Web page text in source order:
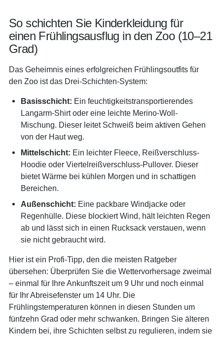
So schichten Sie Kinderkleidung für
einen Frühlingsausflug in den Zoo (10–21
Grad)
Das Geheimnis eines erfolgreichen Frühlingsoutfits für
den Zoo ist das Drei-Schichten-System:
Basisschicht: Ein feuchtigkeitstransportierendes
Langarm-Shirt oder eine leichte Merino-Woll-
Mischung. Dieser leitet Schweiß beim aktiven Gehen
von der Haut weg.
Mittelschicht: Ein leichter Fleece, Reißverschluss-
Hoodie oder Viertelreißverschluss-Pullover. Dieser
bietet Wärme bei kühlen Morgen und in schattigen
Bereichen.
Außenschicht: Eine packbare Windjacke oder
Regenhülle. Diese blockiert Wind, hält leichten Regen
ab und lässt sich in einen Rucksack verstauen, wenn
sie nicht gebraucht wird.
Hier ist ein Profi-Tipp, den die meisten Ratgeber
übersehen: Überprüfen Sie die Wettervorhersage zweimal
– einmal für Ihre Ankunftszeit um 9 Uhr und noch einmal
für Ihr Abreisefenster um 14 Uhr. Die
Frühlingstemperaturen können in diesen Stunden um
fünfzehn Grad oder mehr schwanken. Bringen Sie älteren
Kindern bei, ihre Schichten selbst zu regulieren, indem sie